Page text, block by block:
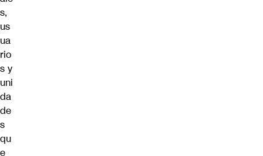
s,
us
ua
rio
s y
uni
da
de
s
qu
e